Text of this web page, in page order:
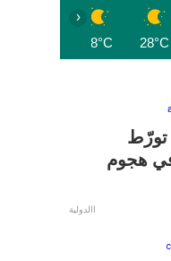
28°C
28°C
‹
تورّط
في هجوم
االدولية